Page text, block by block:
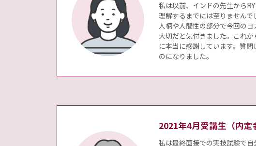
私は以前、インドの先生から
理解するまでには至りません
人柄や人間性の部分で今回の
大切だと気付きました。これ
に本当に感謝しています。質
のになりました。
2021年4月受講生（内定
私は最終面接での実技試験で